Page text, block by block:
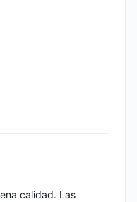
calidad. Las